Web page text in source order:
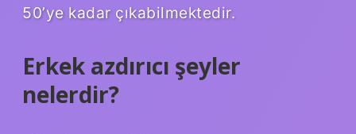
50’ye kadar çıkabilmektedir.
Erkek azdırıcı şeyler
nelerdir?